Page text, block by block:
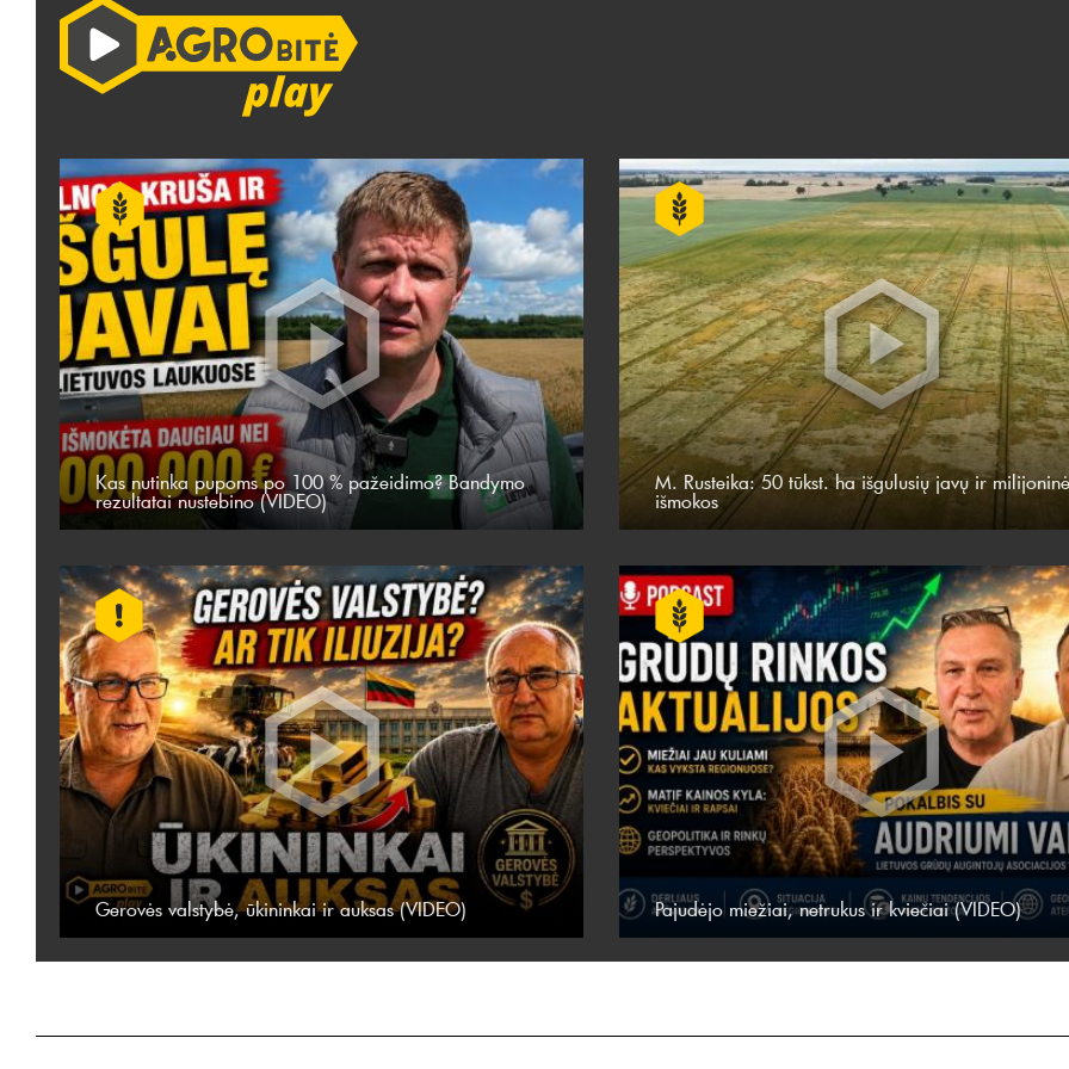
Kas nutinka pupoms po 100 % pažeidimo? Bandymo
rezultatai nustebino (VIDEO)
M. Rusteika: 50 tūkst. ha išgulusių javų ir
išmokos
Gerovės valstybė, ūkininkai ir auksas (VIDEO) Pajudėjo miežiai, netrukus ir kviečiai (VIDEO)